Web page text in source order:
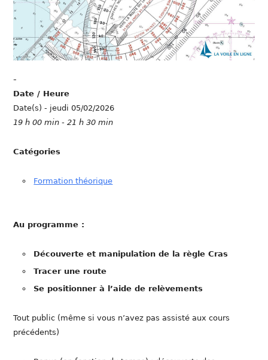
-
Date / Heure
Date(s) - jeudi 05/02/2026
19 h 00 min - 21 h 30 min
Catégories
Formation théorique
Au programme :
Découverte et manipulation de la règle Cras
Tracer une route
Se positionner à l’aide de relèvements
Tout public (même si vous n’avez pas assisté aux cours
précédents)